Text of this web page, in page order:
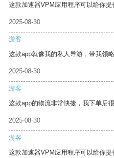
这款加速器VPM应用程序可以给你提
2025-08-30
游客
这款app就像我的私人导游，带我领
2025-08-30
游客
这款app的物流非常快捷，我下单后
2025-08-30
游客
这款加速器VPM应用程序可以给你提